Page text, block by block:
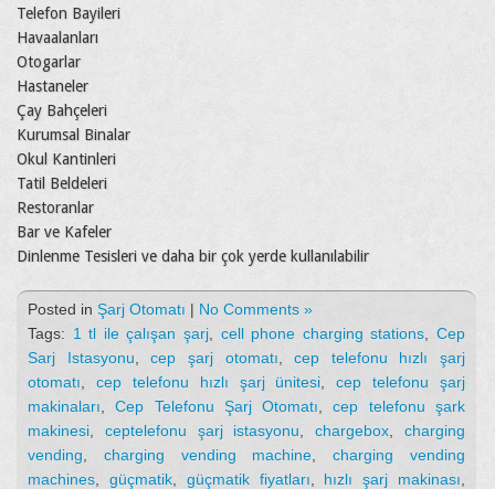
Telefon Bayileri
Havaalanları
Otogarlar
Hastaneler
Çay Bahçeleri
Kurumsal Binalar
Okul Kantinleri
Tatil Beldeleri
Restoranlar
Bar ve Kafeler
Dinlenme Tesisleri ve daha bir çok yerde kullanılabilir
Posted in Şarj Otomatı | No Comments »
Tags: 1 tl ile çalışan şarj cell phone charging stations ,Cep
Sarj Istasyonu ,cep şarj otomatı ,cep telefonu hızlı şarj
otomatı
cep telefonu hızlı şarj ünitesi ,cep telefonu şarj
makinaları ,Cep Telefonu Şarj Otomatı ,cep telefonu şark
makinesi
ceptelefonu şarj istasyonu ,chargebox ,charging
vending
charging vending machine ,charging vending
machines
güçmatik, güçmatik fiyatları hızlı şarj makinası